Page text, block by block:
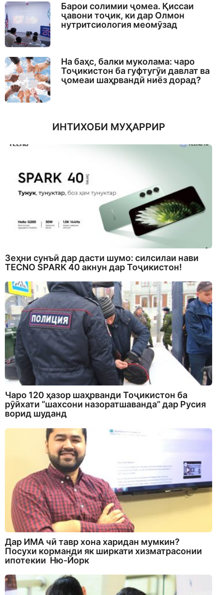
Барои солимии ҷомеа. Қиссаи
ҷавони тоҷик, ки дар Олмон
нутритсиология меомӯзад
На баҳс, балки муколама: чаро
Тоҷикистон ба гуфтугӯи давлат ва
ҷомеаи шаҳрвандӣ ниёз дорад?
ИНТИХОБИ МУҲАРРИР
Зеҳни сунъӣ дар дасти шумо: силсилаи нави
TECNO SPARK 40 акнун дар Тоҷикистон!
Чаро 120 ҳазор шаҳрванди Тоҷикистон ба
рӯйхати “шахсони назоратшаванда” дар Русия
ворид шуданд
Дар ИМА чӣ тавр хона харидан мумкин?
Посухи корманди як ширкати хизматрасонии
ипотекии Ню-Йорк